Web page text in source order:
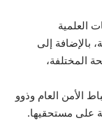
العلمية
بالإضافة إلى
المختلفة،
الأمن العام وذوو
على مستحقيها.